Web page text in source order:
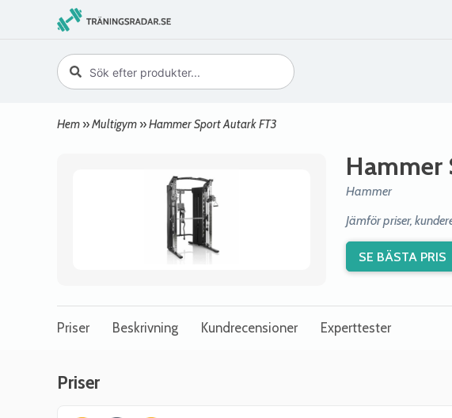
Hem »Multigym »Hammer Sport Autark FT3
Hammer
Hammer
Jämför priser,
SE BÄSTA PRIS
Priser Beskrivning Kundrecensioner Experttester
Priser